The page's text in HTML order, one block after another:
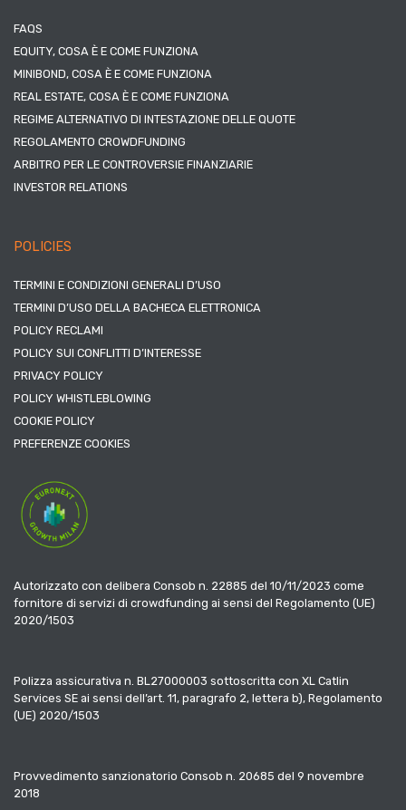
FAQS
EQUITY, COSA È E COME FUNZIONA
MINIBOND, COSA È E COME FUNZIONA
REAL ESTATE, COSA È E COME FUNZIONA
REGIME ALTERNATIVO DI INTESTAZIONE DELLE QUOTE
REGOLAMENTO CROWDFUNDING
ARBITRO PER LE CONTROVERSIE FINANZIARIE
INVESTOR RELATIONS
POLICIES
TERMINI E CONDIZIONI GENERALI D’USO
TERMINI D’USO DELLA BACHECA ELETTRONICA
POLICY RECLAMI
POLICY SUI CONFLITTI D’INTERESSE
PRIVACY POLICY
POLICY WHISTLEBLOWING
COOKIE POLICY
PREFERENZE COOKIES
Autorizzato con delibera Consob n. 22885 del 10/11/2023 come
fornitore di servizi di crowdfunding ai sensi del Regolamento (UE)
2020/1503
Polizza assicurativa n. BL27000003 sottoscritta con XL Catlin
Services SE ai sensi dell’art. 11, paragrafo 2, lettera b), Regolamento
(UE) 2020/1503
Provvedimento sanzionatorio Consob n. 20685 del 9 novembre
2018